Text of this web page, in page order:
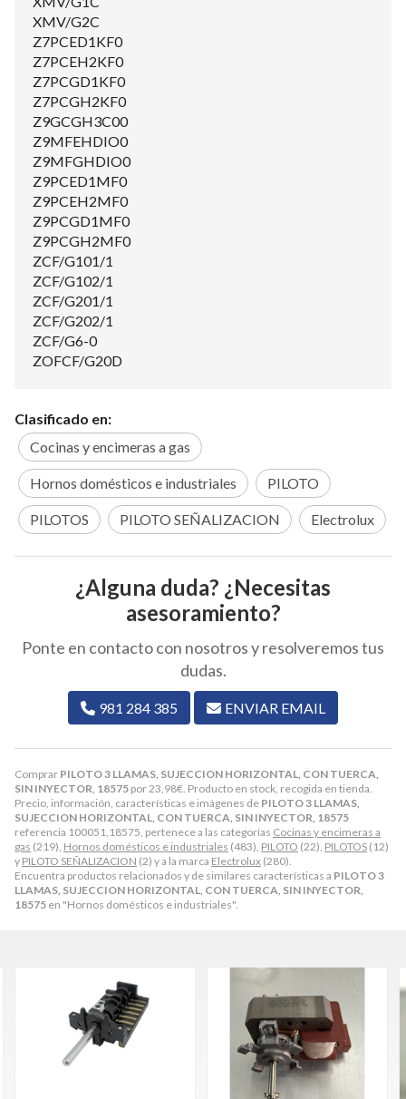
Comprar PILOTO 3 LLAMAS, SUJECCION HORIZONTAL, CON TUERCA,
SIN INYECTOR, 18575 por 23,98€ . Producto en stock, recogida en tienda.
Precio, información, características e imágenes de PILOTO 3 LLAMAS,
SUJECCION HORIZONTAL, CON TUERCA, SIN INYECTOR, 18575
referencia 100051,18575, pertenece a las categorías Cocinas y encimeras a
gas (219), Hornos domésticos e industriales (483), PILOTO (22), PILOTOS (12)
y PILOTO SEÑALIZACION (2) y a la marca Electrolux (280).
Encuentra productos relacionados y de similares características a PILOTO 3
LLAMAS, SUJECCION HORIZONTAL, CON TUERCA, SIN INYECTOR,
18575 en "Hornos domésticos e industriales".
XMV/G2C
Z7PCED1KF0
Z7PCEH2KF0
Z7PCGD1KF0
Z7PCGH2KF0
Z9GCGH3C00
Z9MFEHDIO0
Z9MFGHDIO0
Z9PCED1MF0
Z9PCEH2MF0
Z9PCGD1MF0
Z9PCGH2MF0
ZCF/G101/1
ZCF/G102/1
ZCF/G201/1
ZCF/G202/1
ZCF/G6-0
ZOFCF/G20D
Clasificado en:
Cocinas y encimeras a gas
Hornos domésticos e industriales PILOTO
PILOTOS PILOTO SEÑALIZACION Electrolux
¿Alguna duda? ¿Necesitas
asesoramiento?
Ponte en contacto con nosotros y resolveremos tus
dudas.
981 284 385 ENVIAR EMAIL